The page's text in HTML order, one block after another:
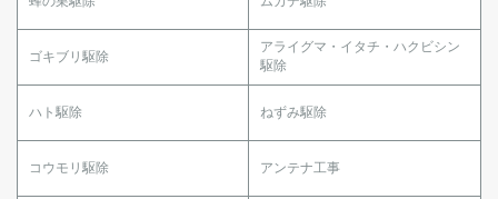
ゴキブリ駆除
アライグマ・イタチ・ハクビシン
駆除
ハト駆除 ねずみ駆除
コウモリ駆除 アンテナ工事